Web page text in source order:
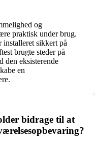
og
praktisk under brug.
installeret sikkert på
brugte steder på
den eksisterende
en
bidrage til at